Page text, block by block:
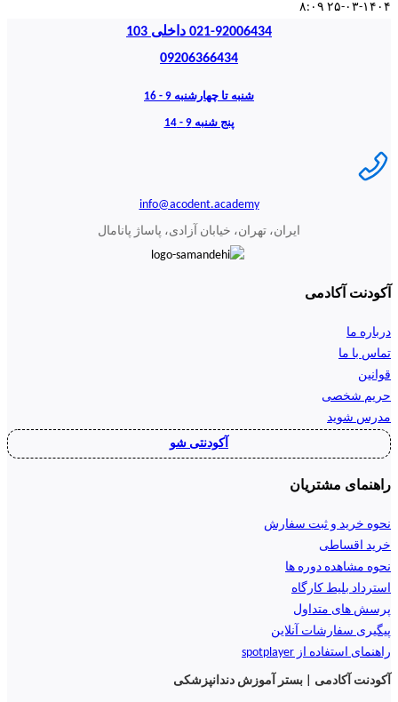
۱۴۰۴-۰۳-۲۵ ۸:۰۹
021-92006434 داخلی 103
09206366434
شنبه تا چهارشنبه 9 - 16
پنج شنبه 9 - 14
info@acodent.academy
ایران، تهران، خیابان آزادی، پاساژ پانامال
آکودنت آکادمی
درباره ما
تماس با ما
قوانین
حریم شخصی
مدرس شوید
آکودنتی شو
راهنمای مشتریان
نحوه خرید و ثبت سفارش
خرید اقساطی
نحوه مشاهده دوره ها
استرداد بلیط کارگاه
پرسش های متداول
پیگیری سفارشات آنلاین
راهنمای استفاده از spotplayer
آکودنت آکادمی | بستر آموزش دندانپزشکی